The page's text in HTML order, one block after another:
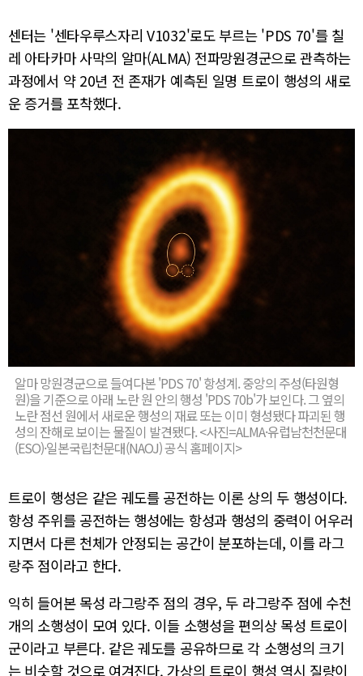
센터는 '센타우루스자리 V1032'로도 부르는 'PDS 70'를 칠
레 아타카마 사막의 알마(ALMA) 전파망원경군으로 관측하는
과정에서 약 20년 전 존재가 예측된 일명 트로이 행성의 새로
운 증거를 포착했다.
알마 망원경군으로 들여다본 'PDS 70' 항성계. 중앙의 주성(타원형
원)을 기준으로 아래 노란 원 안의 행성 'PDS 70b'가 보인다. 그 옆의
노란 점선 원에서 새로운 행성의 재료 또는 이미 형성됐다 파괴된 행
성의 잔해로 보이는 물질이 발견됐다. <사진=ALMA·유럽남천천문대
(ESO)·일본국립천문대(NAOJ) 공식 홈페이지>
트로이 행성은 같은 궤도를 공전하는 이론 상의 두 행성이다.
항성 주위를 공전하는 행성에는 항성과 행성의 중력이 어우러
지면서 다른 천체가 안정되는 공간이 분포하는데, 이를 라그
랑주 점이라고 한다.
익히 들어본 목성 라그랑주 점의 경우, 두 라그랑주 점에 수천
개의 소행성이 모여 있다. 이들 소행성을 편의상 목성 트로이
군이라고 부른다. 같은 궤도를 공유하므로 각 소행성의 크기
는 비슷할 것으로 여겨진다. 가상의 트로이 행성 역시 질량이